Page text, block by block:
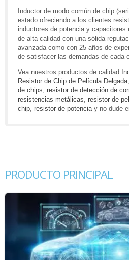
Inductor de modo común de chip
estado ofreciendo a los clientes
inductores de potencia y
de alta calidad con una sólida
avanzada como con 25 años de
de satisfacer las demandas de cada
Vea nuestros productos de calidad
Resistor de Chip de Película Delgada
de chips resistor de detección de
resistencias metálicas resistor de
chip resistor de potencia y no dude
PRODUCTO PRINCIPAL